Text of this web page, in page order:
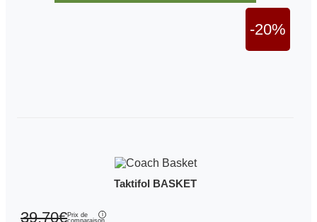
-20%
Taktifol BASKET
39,70€Prix de
comparaison